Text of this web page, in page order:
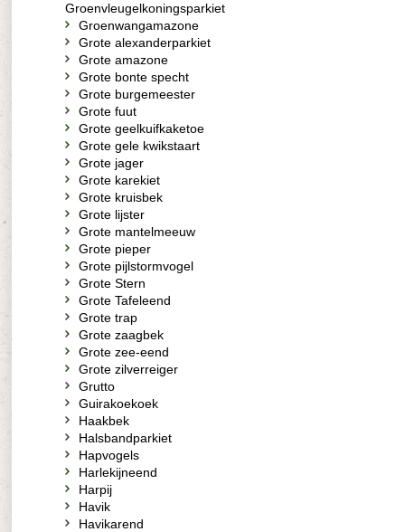
Groenvleugelkoningsparkiet
Groenwangamazone
Grote alexanderparkiet
Grote amazone
Grote bonte specht
Grote burgemeester
Grote fuut
Grote geelkuifkaketoe
Grote gele kwikstaart
Grote jager
Grote karekiet
Grote kruisbek
Grote lijster
Grote mantelmeeuw
Grote pieper
Grote pijlstormvogel
Grote Stern
Grote Tafeleend
Grote trap
Grote zaagbek
Grote zee-eend
Grote zilverreiger
Grutto
Guirakoekoek
Haakbek
Halsbandparkiet
Hapvogels
Harlekijneend
Harpij
Havik
Havikarend